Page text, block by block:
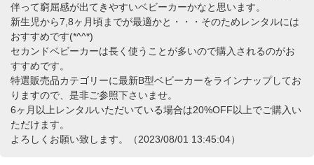
伴って窮屈感が出てきやすいベビーカーかなと思います。
新生児から7,8ヶ月頃までが最適かと・・・そのためレンタルには
おすすめです(*^^*)
セカンドベビーカーは長く使うことが多いので購入されるのがお
すすめです。
特選販売品カテゴリーに最新B型ベビーカーをラインナップしてお
りますので、是非ご参照下さいませ。
6ヶ月以上レンタルいただいている場合は20%OFF以上でご購入い
ただけます。
よろしくお願い致します。（2023/08/01 13:45:04）